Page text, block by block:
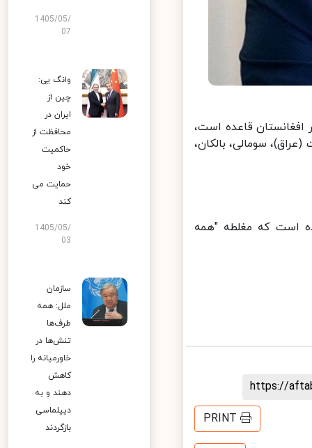
قاعده است،
سومالی، بالکان،
است که مغلطه "همه
https://
PRINT
1405/05/
07
وانگ یی:
چین از
ایران در
محافظت از
حاکمیت
خود
حمایت می
کند
1405/05/
03
سازمان
ملل: همه
طرف‌ها
تنش‌ها در
خاورمیانه را
کاهش
دهند و به
دیپلماسی
بازگردند